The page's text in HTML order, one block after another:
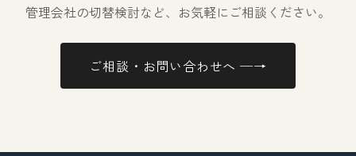
管理会社の切替検討など、お気軽にご相談ください。
ご相談・お問い合わせへ ─→